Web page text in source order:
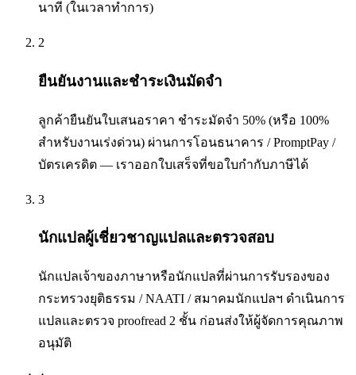
นาที (ในเวลาทำการ)
2
ยืนยันงานและชำระเงินมัดจำ
ลูกค้ายืนยันใบเสนอราคา ชำระมัดจำ 50% (หรือ 100%
สำหรับงานเร่งด่วน) ผ่านการโอนธนาคาร / PromptPay /
บัตรเครดิต — เราออกใบเสร็จที่ขอใบกำกับภาษีได้
3
นักแปลผู้เชี่ยวชาญแปลและตรวจสอบ
นักแปลเจ้าของภาษาหรือนักแปลที่ผ่านการรับรองของ
กระทรวงยุติธรรม / NAATI / สมาคมนักแปลฯ ดำเนินการ
แปลและตรวจ proofread 2 ชั้น ก่อนส่งให้ผู้จัดการคุณภาพ
อนุมัติ